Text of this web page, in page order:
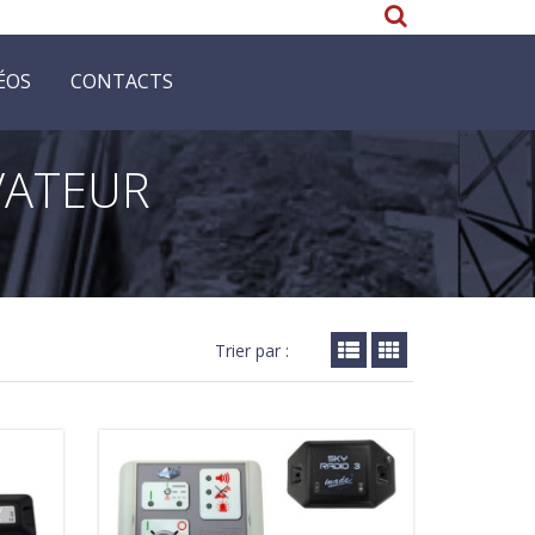
CONTACTS
Trier par :